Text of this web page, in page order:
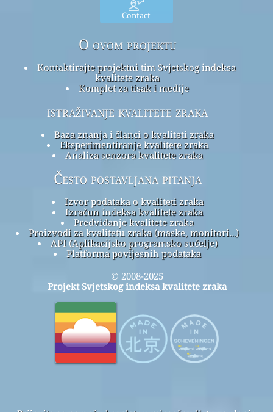
Contact
O ovom projektu
Kontaktirajte projektni tim Svjetskog indeksa
kvalitete zraka
Komplet za tisak i medije
istraživanje kvalitete zraka
Baza znanja i članci o kvaliteti zraka
Eksperimentiranje kvalitete zraka
Analiza senzora kvalitete zraka
Često postavljana pitanja
Izvor podataka o kvaliteti zraka
Izračun indeksa kvalitete zraka
Predviđanje kvalitete zraka
Proizvodi za kvalitetu zraka (maske, monitori…)
API (Aplikacijsko programsko sučelje)
Platforma povijesnih podataka
© 2008-2025
Projekt Svjetskog indeksa kvalitete zraka